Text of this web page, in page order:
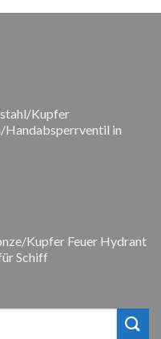
Kupfer
in
Kupfer Feuer Hydrant
Schiff